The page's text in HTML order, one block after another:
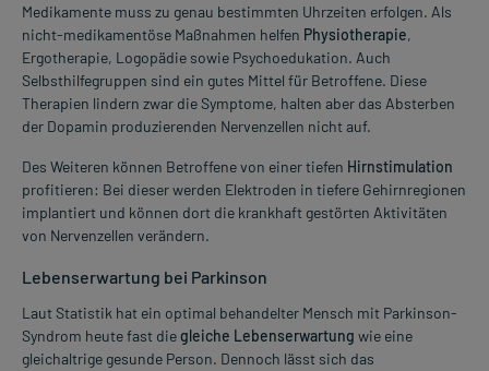
Medikamente muss zu genau bestimmten Uhrzeiten erfolgen. Als
nicht-medikamentöse Maßnahmen helfen Physiotherapie,
Ergotherapie, Logopädie sowie Psychoedukation. Auch
Selbsthilfegruppen sind ein gutes Mittel für Betroffene. Diese
Therapien lindern zwar die Symptome, halten aber das Absterben
der Dopamin produzierenden Nervenzellen nicht auf.
Des Weiteren können Betroffene von einer tiefen Hirnstimulation
profitieren: Bei dieser werden Elektroden in tiefere Gehirnregionen
implantiert und können dort die krankhaft gestörten Aktivitäten
von Nervenzellen verändern.
Lebenserwartung bei Parkinson
Laut Statistik hat ein optimal behandelter Mensch mit Parkinson-
Syndrom heute fast diegleiche Lebenserwartung wie eine
gleichaltrige gesunde Person. Dennoch lässt sich das